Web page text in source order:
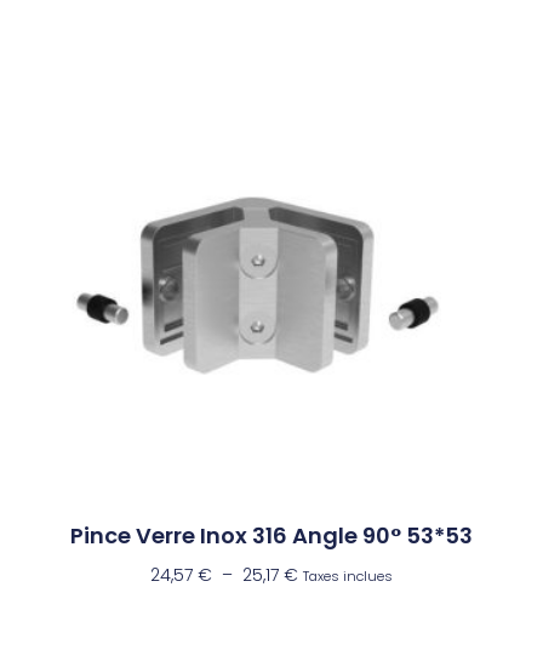
Pince Verre Inox 316 Angle 90° 53*53
24,57 € – 25,17 € Taxes inclues